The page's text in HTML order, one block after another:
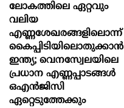
ലോകത്തിലെ ഏറ്റവും
വലിയ
എണ്ണശേഖരങ്ങളിലൊന്ന്
കൈപ്പിടിയിലൊതുക്കാന്‍
ഇന്ത്യ; വെനസ്വേലയിലെ
പ്രധാന എണ്ണപ്പാടങ്ങള്‍
ഒഎന്‍ജിസി
ഏറ്റെടുത്തേക്കും